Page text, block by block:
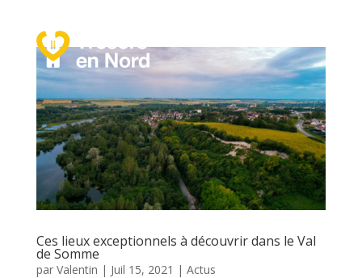
a
Ces lieux exceptionnels à découvrir dans le Val
de Somme
par Valentin | Juil 15, 2021 | Actus